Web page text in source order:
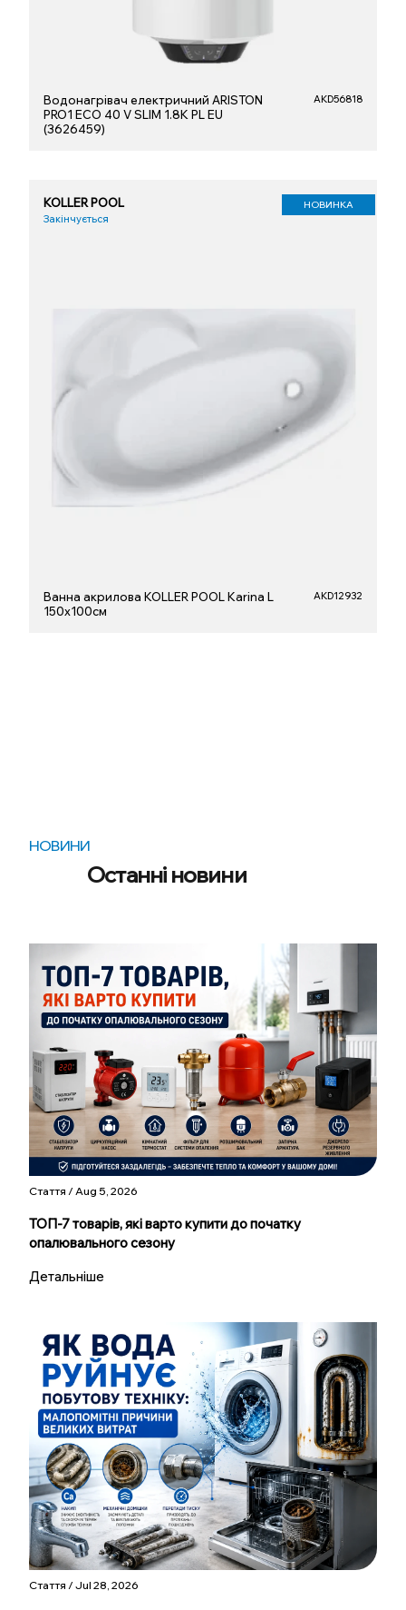
Водонагрівач електричний ARISTON
PRO1 ECO 40 V SLIM 1.8K PL EU
(3626459)
AKD56818
KOLLER POOL
Закінчується
НОВИНКА
Ванна акрилова KOLLER POOL Karina L
150х100см
AKD12932
НОВИНИ
Останні новини
Стаття / Aug 5, 2026
ТОП-7 товарів, які варто купити до початку
опалювального сезону
Детальніше
Стаття / Jul 28, 2026